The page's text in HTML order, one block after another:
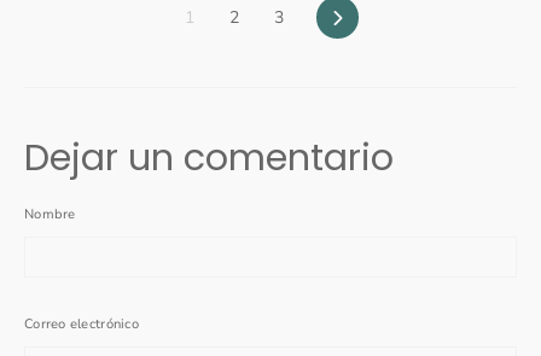
1 2 3 Siguiente
Dejar un comentario
Nombre
Correo electrónico